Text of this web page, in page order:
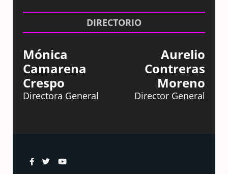
DIRECTORIO
Mónica
Camarena
Crespo
Directora General
Aurelio
Contreras
Moreno
Director General